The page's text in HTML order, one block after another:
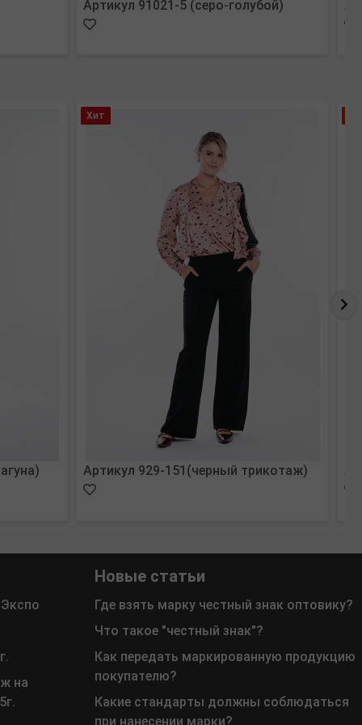
Артикул 91021-5 (серо-голубой)
Хит
Артикул 929-151(черный трикотаж)
на
Новые статьи
Где взять марку честный знак оптовику?
Что такое "честный знак"?
Как передать маркированную продукцию
покупателю?
Какие стандарты должны соблюдаться
при нанесении марки?